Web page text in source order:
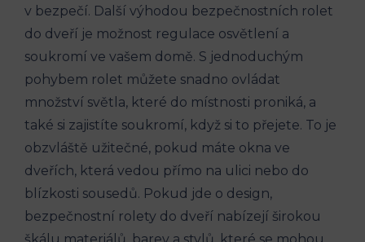
v bezpečí. Další výhodou bezpečnostních rolet
do dveří je možnost regulace osvětlení a
soukromí ve vašem domě. S jednoduchým
pohybem rolet můžete snadno ovládat
množství světla, které do místnosti proniká, a
také si zajistíte soukromí, když si to přejete. To je
obzvláště užitečné, pokud máte okna ve
dveřích, která vedou přímo na ulici nebo do
blízkosti sousedů. Pokud jde o design,
bezpečnostní rolety do dveří nabízejí širokou
škálu materiálů, barev a stylů, které se mohou